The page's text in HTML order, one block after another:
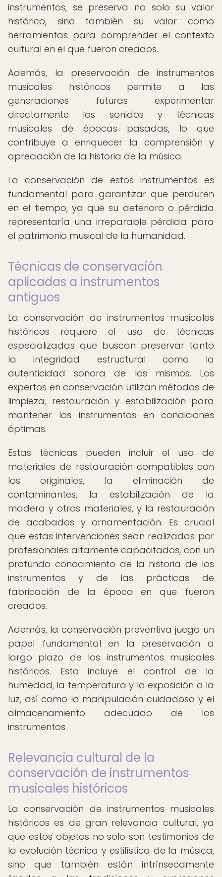
instrumentos, se preserva no solo su valor
histórico, sino también su valor como
herramientas para comprender el contexto
cultural en el que fueron creados.
Además, la preservación de instrumentos
musicales históricos permite a las
generaciones futuras experimentar
directamente los sonidos y técnicas
musicales de épocas pasadas, lo que
contribuye a enriquecer la comprensión y
apreciación de la historia de la música.
La conservación de estos instrumentos es
fundamental para garantizar que perduren
en el tiempo, ya que su deterioro o pérdida
representaría una irreparable pérdida para
el patrimonio musical de la humanidad.
Técnicas de conservación
aplicadas a instrumentos
antiguos
La conservación de instrumentos musicales
históricos requiere el uso de técnicas
especializadas que buscan preservar tanto
la integridad estructural como la
autenticidad sonora de los mismos. Los
expertos en conservación utilizan métodos de
limpieza, restauración y estabilización para
mantener los instrumentos en condiciones
óptimas.
Estas técnicas pueden incluir el uso de
materiales de restauración compatibles con
los originales, la eliminación de
contaminantes, la estabilización de la
madera y otros materiales, y la restauración
de acabados y ornamentación. Es crucial
que estas intervenciones sean realizadas por
profesionales altamente capacitados, con un
profundo conocimiento de la historia de los
instrumentos y de las prácticas de
fabricación de la época en que fueron
creados.
Además, la conservación preventiva juega un
papel fundamental en la preservación a
largo plazo de los instrumentos musicales
históricos. Esto incluye el control de la
humedad, la temperatura y la exposición a la
luz, así como la manipulación cuidadosa y el
almacenamiento adecuado de los
instrumentos.
Relevancia cultural de la
conservación de instrumentos
musicales históricos
La conservación de instrumentos musicales
históricos es de gran relevancia cultural, ya
que estos objetos no solo son testimonios de
la evolución técnica y estilística de la música,
sino que también están intrínsecamente